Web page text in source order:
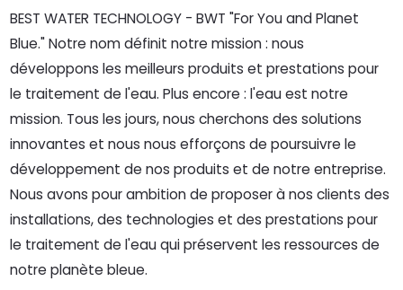
BEST WATER TECHNOLOGY - BWT "For You and Planet
Blue." Notre nom définit notre mission : nous
développons les meilleurs produits et prestations pour
le traitement de l'eau. Plus encore : l'eau est notre
mission. Tous les jours, nous cherchons des solutions
innovantes et nous nous efforçons de poursuivre le
développement de nos produits et de notre entreprise.
Nous avons pour ambition de proposer à nos clients des
installations, des technologies et des prestations pour
le traitement de l'eau qui préservent les ressources de
notre planète bleue.